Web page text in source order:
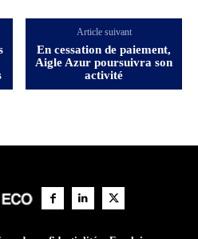
Article suivant
En cessation de paiement,
Aigle Azur poursuivra son
activité